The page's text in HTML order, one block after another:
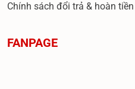
Chính sách đổi trả & hoàn tiền
FANPAGE